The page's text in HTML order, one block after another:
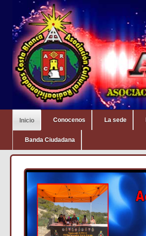
Inicio Conocenos La sede
Banda Ciudadana